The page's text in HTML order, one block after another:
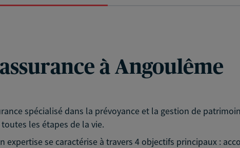
à Angoulême
spécialisé dans la prévoyance et la gestion de
les étapes de la vie.
expertise se caractérise à travers 4 objectifs principaux :